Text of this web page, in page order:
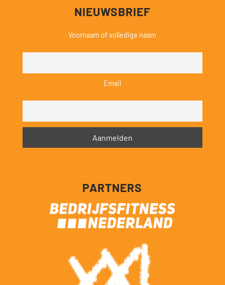
NIEUWSBRIEF
Voornaam of volledige naam
Email
PARTNERS